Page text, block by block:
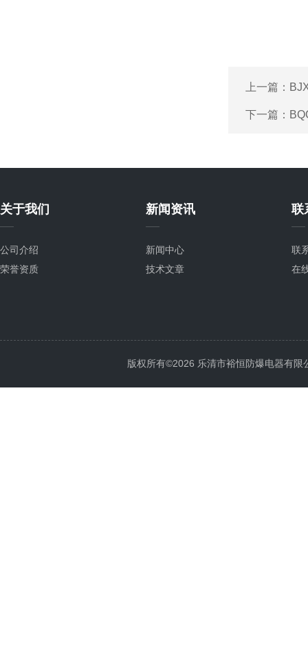
上一篇：
下一篇：
关于我们
公司介绍
荣誉资质
新闻资讯
新闻中心
技术文章
联
联
在
版权所有©2026 乐清市裕恒防爆电器有